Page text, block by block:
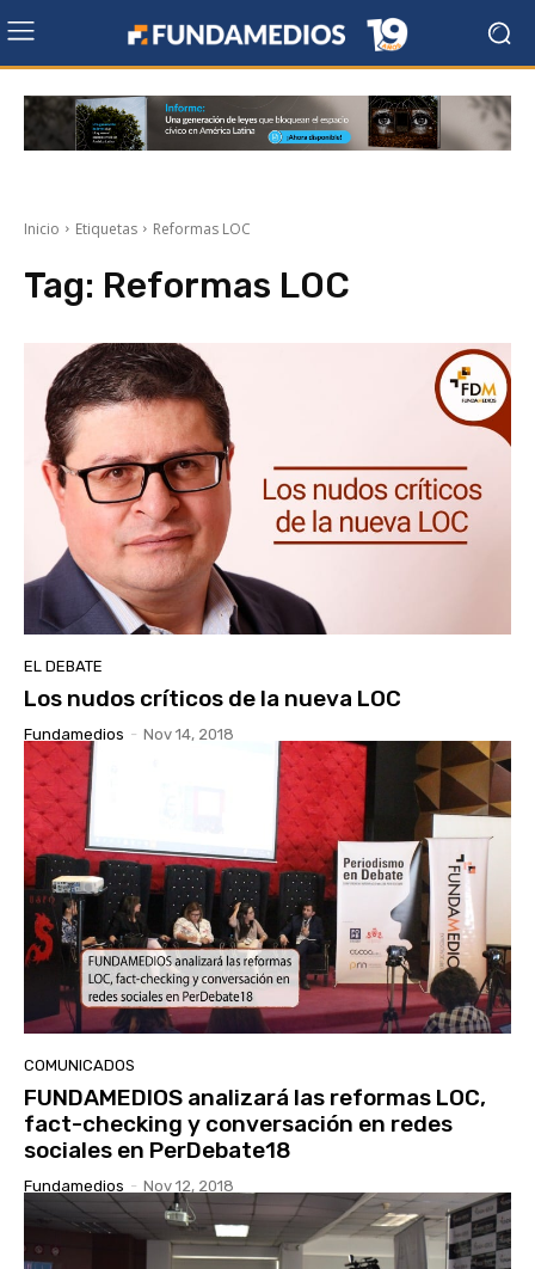
Inicio Etiquetas Reformas LOC
Tag: Reformas LOC
EL DEBATE
Los nudos críticos de la nueva LOC
Fundamedios - Nov 14, 2018
COMUNICADOS
FUNDAMEDIOS analizará las reformas LOC,
fact-checking y conversación en redes
sociales en PerDebate18
Fundamedios - Nov 12, 2018